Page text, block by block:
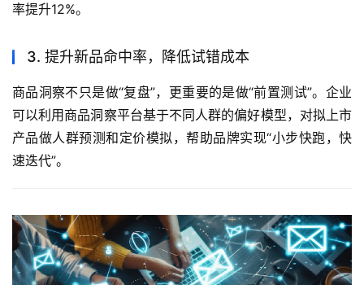
率提升12%。
3. 提升新品命中率，降低试错成本
商品洞察不只是做“复盘”，更重要的是做“前置测试”。企业
可以利用商品洞察平台基于不同人群的偏好模型，对拟上市
产品做人群预测和定价模拟，帮助品牌实现“小步快跑，快
速迭代”。